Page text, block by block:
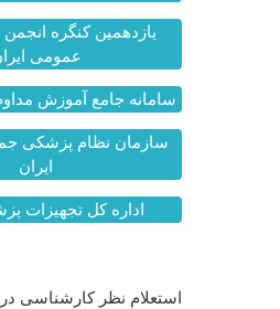
یازدهمین کنگره انجمن
عمومی
سامانه جامع آموزش
سازمان نظام پزشکی
ایران
اداره کل تجهیزات
استعلام نظر کارشناسی